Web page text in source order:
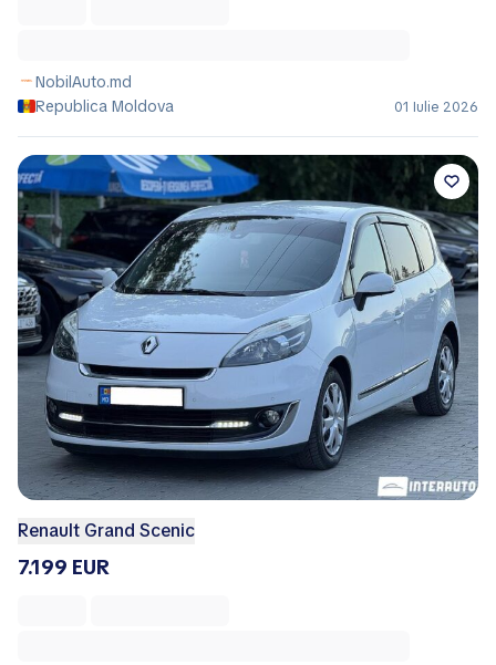
NobilAuto.md
Republica Moldova
01 Iulie 2026
Renault Grand Scenic
7.199 EUR